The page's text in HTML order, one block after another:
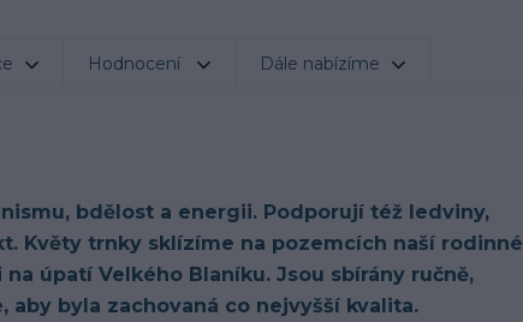
Hodnocení Dále nabízíme
bdělost a energii. Podporují též ledviny,
Květy trnky sklízíme na pozemcích naší rodinné
úpatí Velkého Blaníku. Jsou sbírány ručně,
aby byla zachovaná co nejvyšší kvalita.